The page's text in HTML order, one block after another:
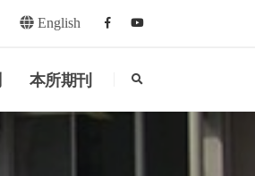
English Facebookyoutube
本所期刊 search